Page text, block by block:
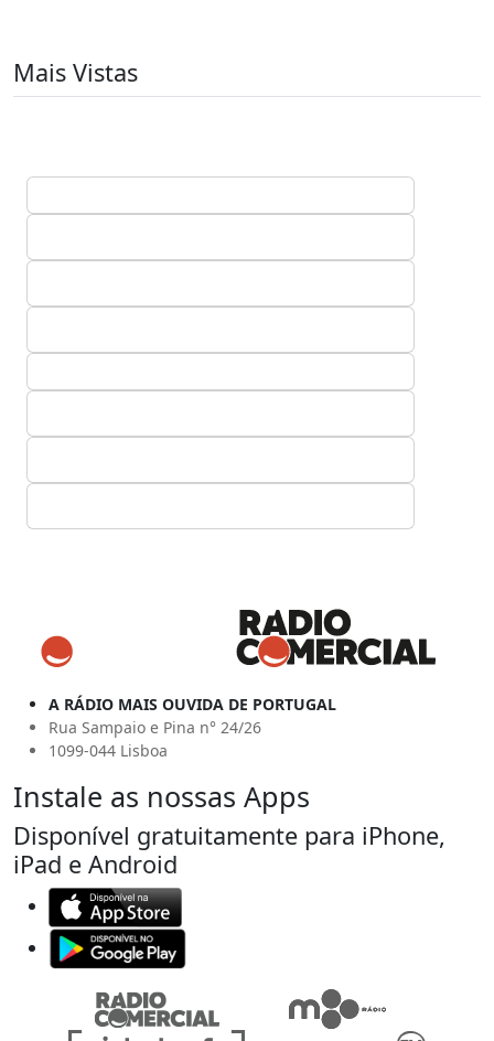
Mais Vistas
A RÁDIO MAIS OUVIDA DE PORTUGAL
Rua Sampaio e Pina n° 24/26
1099-044 Lisboa
Instale as nossas Apps
Disponível gratuitamente para iPhone,
iPad e Android